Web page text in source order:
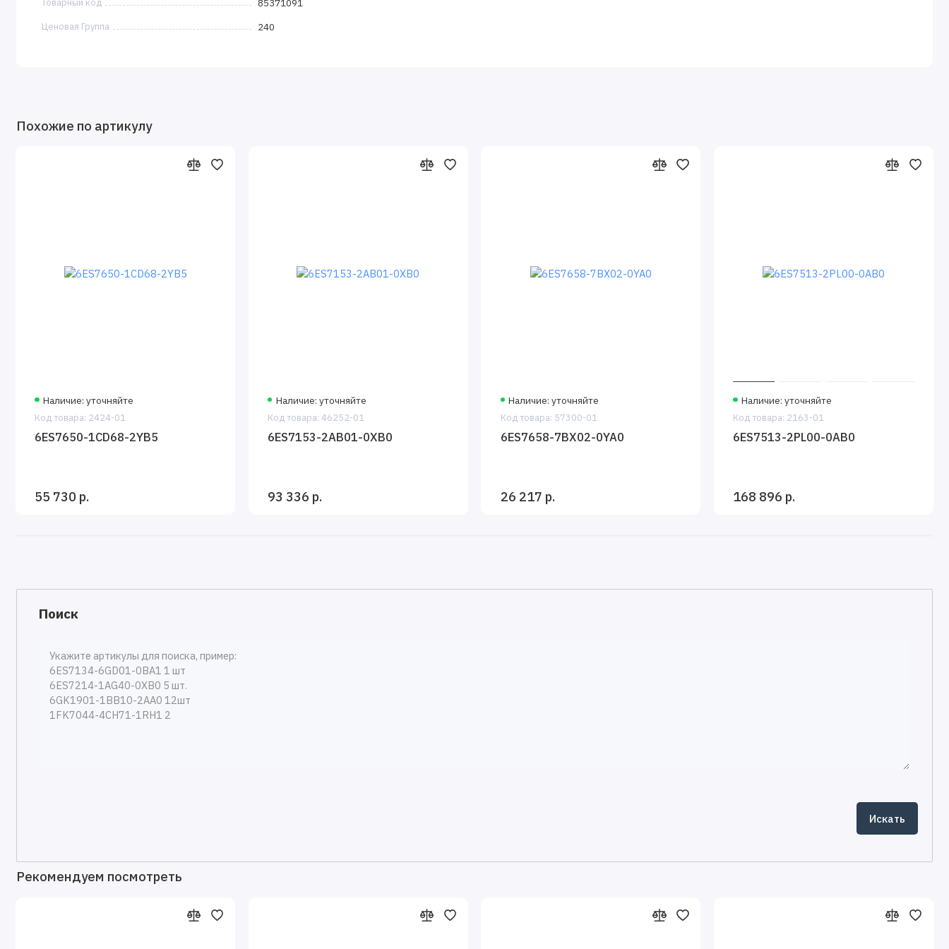
отвечающие требованиям:
классов безопасности AK1…AK6 по DIN V 19250/ DIN V VDE 0801;
выполнять функции стандартного управления по отношению к одной и функции автоматики безопасности и
обслуживания стандартных и F-систем используется единый набор промышленного программного обеспечения.
Использование естественной системы охлаждения контроллера СИМЕНС 6ES7400-0HR03-4AB0, Функция применение
Блочное строение, гарантирующее широкий диапазон программирования;
Уровень напряжения питания устройства: 24В;
Информационная защищенность;
Легкость установки.
Товарный код 85371091
Ценовая Группа 240
Похожие по артикулу
Наличие: уточняйте
Код товара: 2424-01
6ES7650-1CD68-2YB5
55 730 р.
Наличие: уточняйте
Код товара: 46252-01
6ES7153-2AB01-0XB0
93 336 р.
Наличие: уточняйте
Код товара: 57300-01
6ES7658-7BX02-0YA0
26 217 р.
Наличие: уточняйте
Код товара: 2163-01
6ES7513-2PL00-0AB0
168 896 р.
Поиск
Рекомендуем посмотреть